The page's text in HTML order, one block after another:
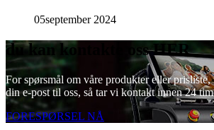
05september 2024
du kan kontakte oss HER
For spørsmål om våre produkter eller
din e-post til oss, så tar vi kontakt innen 24
FORESPØRSEL NÅ